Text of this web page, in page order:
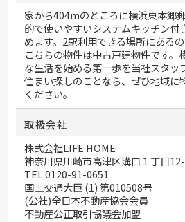
家から404mのところに横浜東本郷
的で使いやすいシステムキッチン付
めます。2駅利用できる場所にある
こちらの物件は中古戸建物件です。
な生活を始める第一歩を当社スタッ
住まい探しのことなら、ぜひ地域に
ください。
取扱会社
株式会社LIFE HOME
神奈川県川崎市高津区溝口１丁目
TEL:0120-91-0651
国土交通大臣 (1) 第010508号
(公社)全日本不動産協会会員
不動産公正取引協議会加盟